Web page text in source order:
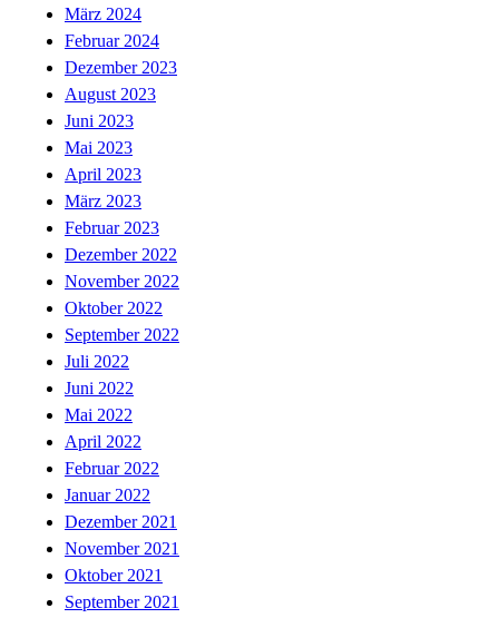
März 2024
Februar 2024
Dezember 2023
August 2023
Juni 2023
Mai 2023
April 2023
März 2023
Februar 2023
Dezember 2022
November 2022
Oktober 2022
September 2022
Juli 2022
Juni 2022
Mai 2022
April 2022
Februar 2022
Januar 2022
Dezember 2021
November 2021
Oktober 2021
September 2021